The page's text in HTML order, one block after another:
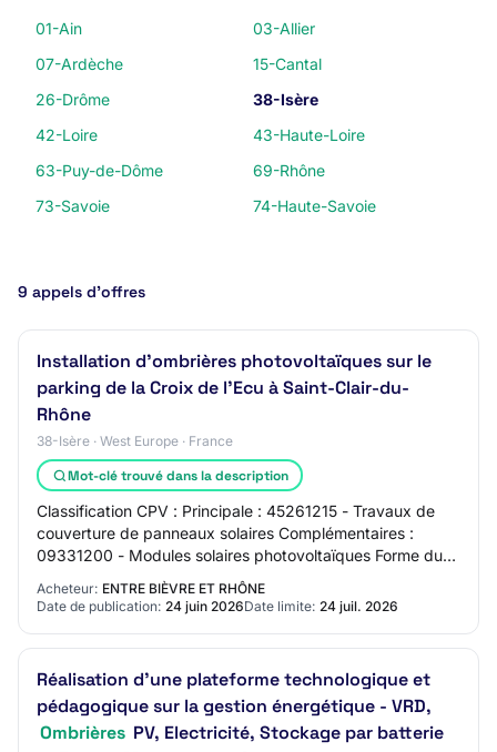
01-Ain
03-Allier
07-Ardèche
15-Cantal
26-Drôme
38-Isère
42-Loire
43-Haute-Loire
63-Puy-de-Dôme
69-Rhône
73-Savoie
74-Haute-Savoie
9 appels d’offres
Installation d'ombrières photovoltaïques sur le
parking de la Croix de l'Ecu à Saint-Clair-du-
Rhône
38-Isère · West Europe · France
Mot-clé trouvé dans la description
Classification CPV : Principale : 45261215 - Travaux de
couverture de panneaux solaires Complémentaires :
09331200 - Modules solaires photovoltaïques Forme du
marché : Prestation divisée en lots : ou…
Acheteur: ENTRE BIÈVRE ET RHÔNE
Date de publication: 24 juin 2026Date limite: 24 juil. 2026
Réalisation d'une plateforme technologique et
pédagogique sur la gestion énergétique - VRD,
Ombrières PV, Electricité, Stockage par batterie